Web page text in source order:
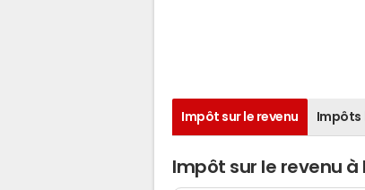
Impôt sur le revenu Impôts
Impôt sur le revenu